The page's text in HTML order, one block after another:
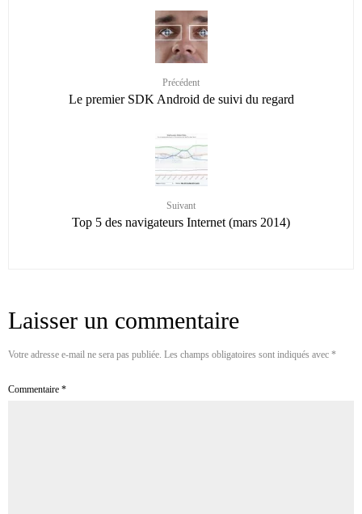
Précédent
Le premier SDK Android de suivi du regard
Suivant
Top 5 des navigateurs Internet (mars 2014)
Laisser un commentaire
Votre adresse e-mail ne sera pas publiée. Les champs obligatoires sont indiqués avec *
Commentaire *